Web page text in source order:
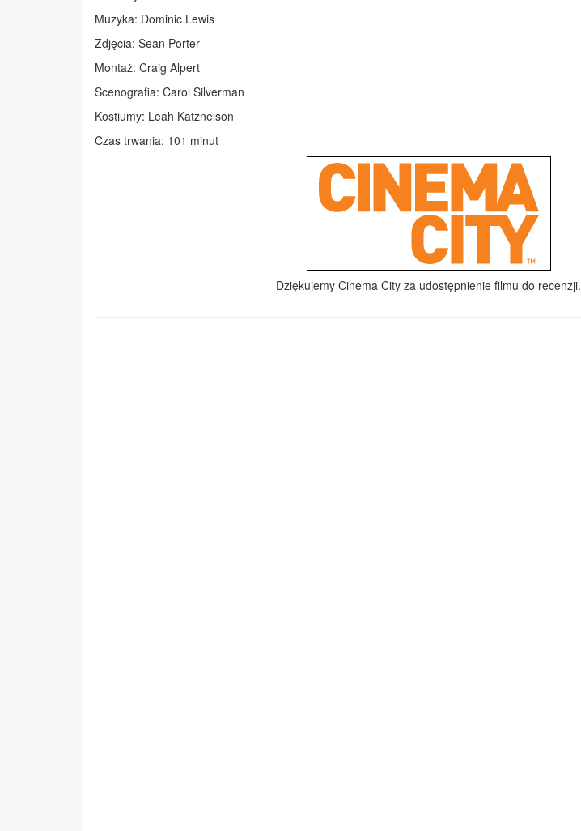
Muzyka: Dominic Lewis
Zdjęcia: Sean Porter
Montaż: Craig Alpert
Scenografia: Carol Silverman
Kostiumy: Leah Katznelson
Czas trwania: 101 minut
Dziękujemy Cinema City za udostępnienie filmu do recenzji.